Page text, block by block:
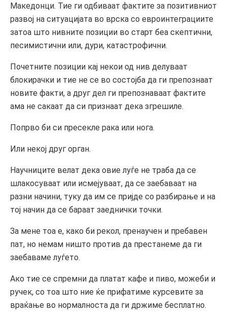
Македонци. Тие ги одбиваат фактите за позитивниот
развој на ситуацијата во врска со евроинтеграциите
затоа што нивните позиции во старт беа скептични,
песимистични или, дури, катастрофични.
Почетните позиции кај некои од нив делуваат
блокирачки и тие не се во состојба да ги препознаат
новите факти, а друг дел ги препознаваат фактите
ама не сакаат да си признаат дека згрешиле.
Попрво би си пресекле рака или нога.
Или некој друг орган.
Научниците велат дека овие луѓе не траба да се
шлакосуваат или исмејуваат, да се заебаваат на
разни начини, туку да им се пријде со разбирање и на
тој начин да се бараат заеднички точки.
За мене тоа е, како би рекол, пренаучен и пребавен
пат, но немам ништо против да престанеме да ги
заебаваме луѓето.
Ако тие се спремни да платат кафе и пиво, можеби и
ручек, со тоа што ние ќе прифатиме курсевите за
враќање во нормалноста да ги држиме бесплатно.